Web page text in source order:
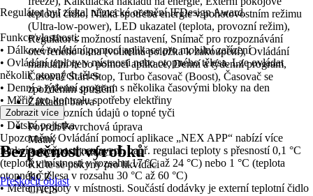
teplotní čidlo, Nízká spotřeba energie v pohotovostním režimu
(Ultra-low-power), LED ukazatel (teplota, provozní režim),
Regulátor s možností nastavení, Snímač pro rozpoznávání
otevřeného okna (volitelná položka k zakoupení), Ovládání
manuální nebo pomocí aplikace, Denní a týdenní program,
Časovač Start-Stop, Turbo časovač (Boost), Časovač se
zpožděním spuštění
Základní barva
Bílá
Povrch/Povrchová úprava
Matný
Pokyny k likvidaci
Řiďte se pokyny pro likvidaci
KČZ
CACS
Regulátor byl získal německé ocenění IFDesign Award.
Funkce/vlastnosti:
• Dálkové ovládání pomocí aplikace pro mobilní zařízení
• Ovládání teploty v místnosti nebo otopného tělesa. Lze ovládat
několik otopných těles
• Denní a týdenní program s několika časovými bloky na den
• Měřič pro kontrolu spotřeby elektřiny
• Přehled provozních údajů o topné tyči
• Dětská pojistka
Upozornění: Ovládání pomocí aplikace „NEX APP“ nabízí více
funkcí a možností nastavení, např. regulaci teploty s přesností 0,1 °C
(teplota v místnosti v rozsahu 17 °C až 24 °C) nebo 1 °C (teplota
otopného tělesa v rozsahu 30 °C až 60 °C)
• Měření teploty v místnosti. Součástí dodávky je externí teplotní čidlo
Zobrazit více
Bezpečnost výrobků
Přeskočit oblast